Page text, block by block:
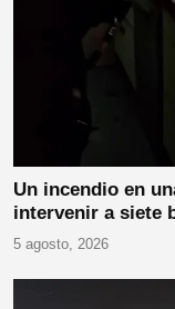
Un incendio en
intervenir a siete
5 agosto, 2026